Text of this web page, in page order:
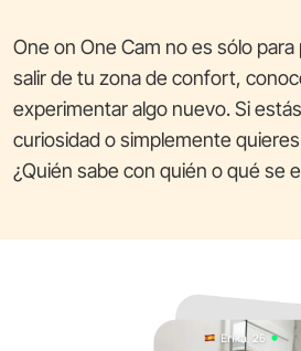
One on One Cam no es sólo
salir de tu zona de confort,
experimentar algo nuevo. Si
curiosidad o simplemente
¿Quién sabe con quién o qué se